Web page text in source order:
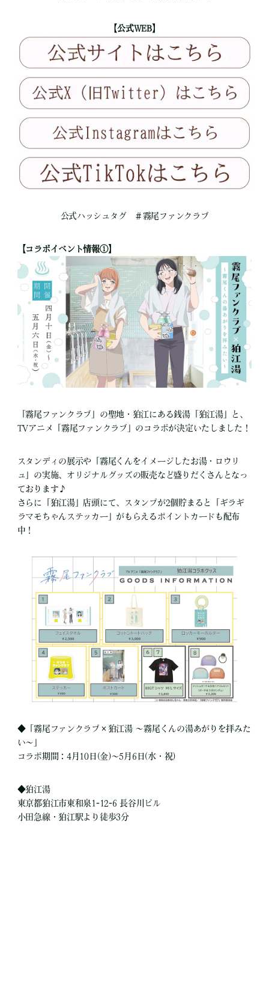
【公式WEB】
公式ハッシュタグ ＃霧尾ファンクラブ
【コラボイベント情報①】
「霧尾ファンクラブ」の聖地・狛江にある銭湯「狛江湯」と、
TVアニメ「霧尾ファンクラブ」のコラボが決定いたしました！
スタンディの展示や「霧尾くんをイメージしたお湯・ロウリ
ュ」の実施、オリジナルグッズの販売など盛りだくさんとなっ
ております♪
さらに「狛江湯」店頭にて、スタンプが2個貯まると「ギラギ
ラマモちゃんステッカー」がもらえるポイントカードも配布
中！
◆「霧尾ファンクラブ×狛江湯 〜霧尾くんの湯あがりを拝みた
い〜」
コラボ期間：4月10日(金)～5月6日(水・祝)
◆狛江湯
東京都狛江市東和泉1-12-6 長谷川ビル
小田急線・狛江駅より徒歩3分